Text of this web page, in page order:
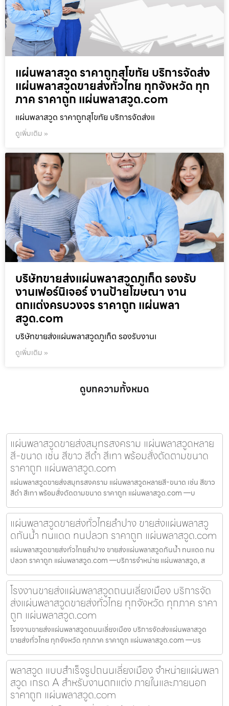
แผ่นพลาสวูด ราคาถูกสุโขทัย บริการจัดส่ง
แผ่นพลาสวูดขายส่งทั่วไทย ทุกจังหวัด ทุก
ภาค ราคาถูก แผ่นพลาสวูด.com
แผ่นพลาสวูด ราคาถูกสุโขทัย บริการจัดส่งแ
ดูเพิ่มเติม »
บริษัทขายส่งแผ่นพลาสวูดภูเก็ต รองรับ
งานเฟอร์นิเจอร์ งานป้ายโฆษณา งาน
ตกแต่งครบวงจร ราคาถูก แผ่นพลา
สวูด.com
บริษัทขายส่งแผ่นพลาสวูดภูเก็ต รองรับงานเ
ดูเพิ่มเติม »
ดูบทความทั้งหมด
แผ่นพลาสวูดขายส่งสมุทรสงคราม แผ่นพลาสวูดหลาย
สี-ขนาด เช่น สีขาว สีดำ สีเทา พร้อมสั่งตัดตามขนาด
ราคาถูก แผ่นพลาสวูด.com
แผ่นพลาสวูดขายส่งสมุทรสงคราม แผ่นพลาสวูดหลายสี-ขนาด เช่น สีขาว
สีดำ สีเทา พร้อมสั่งตัดตามขนาด ราคาถูก แผ่นพลาสวูด.com —บ
แผ่นพลาสวูดขายส่งทั่วไทยลำปาง ขายส่งแผ่นพลาสวู
ดกันน้ำ ทนแดด ทนปลวก ราคาถูก แผ่นพลาสวูด.com
แผ่นพลาสวูดขายส่งทั่วไทยลำปาง ขายส่งแผ่นพลาสวูดกันน้ำ ทนแดด ทน
ปลวก ราคาถูก แผ่นพลาสวูด.com —บริการจำหน่าย แผ่นพลาสวูด, ส
โรงงานขายส่งแผ่นพลาสวูดถนนเลี่ยงเมือง บริการจัด
ส่งแผ่นพลาสวูดขายส่งทั่วไทย ทุกจังหวัด ทุกภาค ราคา
ถูก แผ่นพลาสวูด.com
โรงงานขายส่งแผ่นพลาสวูดถนนเลี่ยงเมือง บริการจัดส่งแผ่นพลาสวูด
ขายส่งทั่วไทย ทุกจังหวัด ทุกภาค ราคาถูก แผ่นพลาสวูด.com —บร
พลาสวูด แบบสำเร็จรูปถนนเลี่ยงเมือง จำหน่ายแผ่นพลา
สวูด เกรด A สำหรับงานตกแต่ง ภายในและภายนอก
ราคาถูก แผ่นพลาสวูด.com